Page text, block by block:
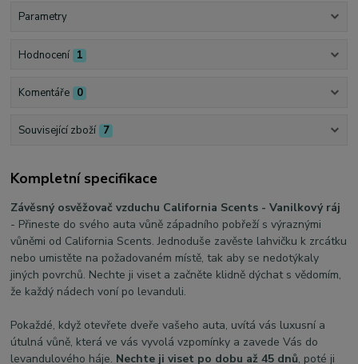
Parametry
Hodnocení 1
Komentáře 0
Související zboží 7
Kompletní specifikace
Závěsný osvěžovač vzduchu California Scents - Vanilkový ráj
- Přineste do svého auta vůně západního pobřeží s výraznými
vůněmi od California Scents. Jednoduše zavěste lahvičku k zrcátku
nebo umistěte na požadovaném místě, tak aby se nedotýkaly
jiných povrchů. Nechte ji viset a začněte klidně dýchat s vědomím,
že každý nádech voní po levanduli.
Pokaždé, když otevřete dveře vašeho auta, uvítá vás luxusní a
útulná vůně, která ve vás vyvolá vzpomínky a zavede Vás do
levandulového háje. Nechte ji viset po dobu až 45 dnů, poté ji